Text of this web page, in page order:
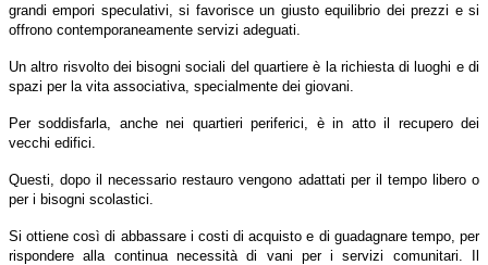
grandi empori speculativi, si favorisce un giusto equilibrio dei prezzi e si
offrono contemporaneamente servizi adeguati.
Un altro risvolto dei bisogni sociali del quartiere è la richiesta di luoghi e di
spazi per la vita associativa, specialmente dei giovani.
Per soddisfarla, anche nei quartieri periferici, è in atto il recupero dei
vecchi edifici.
Questi, dopo il necessario restauro vengono adattati per il tempo libero o
per i bisogni scolastici.
Si ottiene così di abbassare i costi di acquisto e di guadagnare tempo, per
rispondere alla continua necessità di vani per i servizi comunitari. Il